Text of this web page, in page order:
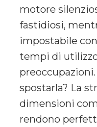
motore
fastidiosi,
impostabile
tempi di
spostarla? La
dimensioni
rendono